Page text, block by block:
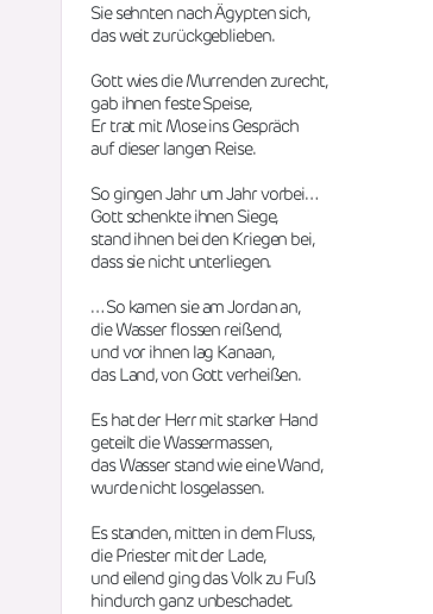
Sie sehnten nach Ägypten sich,
das weit zurückgeblieben.
Gott wies die Murrenden zurecht,
gab ihnen feste Speise,
Er trat mit Mose ins Gespräch
auf dieser langen Reise.
So gingen Jahr um Jahr vorbei…
Gott schenkte ihnen Siege,
stand ihnen bei den Kriegen bei,
dass sie nicht unterliegen.
… So kamen sie am Jordan an,
die Wasser flossen reißend,
und vor ihnen lag Kanaan,
das Land, von Gott verheißen.
Es hat der Herr mit starker Hand
geteilt die Wassermassen,
das Wasser stand wie eine Wand,
wurde nicht losgelassen.
Es standen, mitten in dem Fluss,
die Priester mit der Lade,
und eilend ging das Volk zu Fuß
hindurch ganz unbeschadet.